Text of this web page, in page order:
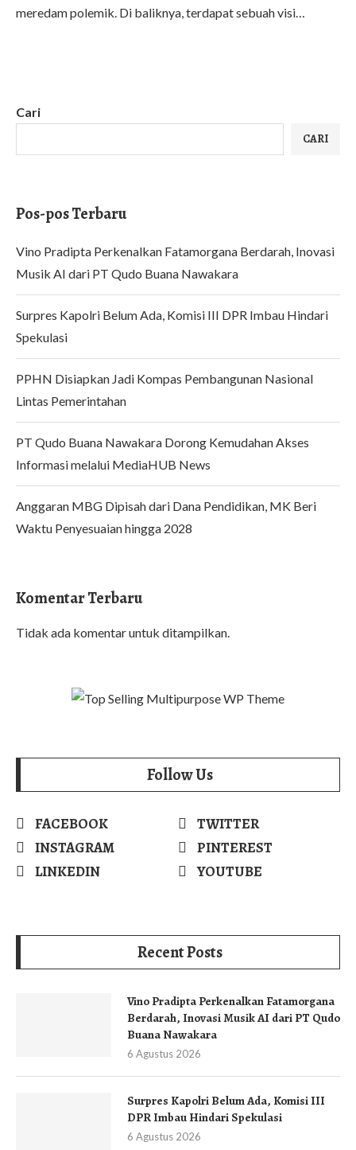
meredam polemik. Di baliknya, terdapat sebuah visi…
Cari
CARI
Pos-pos Terbaru
Vino Pradipta Perkenalkan Fatamorgana Berdarah, Inovasi
Musik AI dari PT Qudo Buana Nawakara
Surpres Kapolri Belum Ada, Komisi III DPR Imbau Hindari
Spekulasi
PPHN Disiapkan Jadi Kompas Pembangunan Nasional
Lintas Pemerintahan
PT Qudo Buana Nawakara Dorong Kemudahan Akses
Informasi melalui MediaHUB News
Anggaran MBG Dipisah dari Dana Pendidikan, MK Beri
Waktu Penyesuaian hingga 2028
Komentar Terbaru
Tidak ada komentar untuk ditampilkan.
Follow Us
FACEBOOK
TWITTER
INSTAGRAM
PINTEREST
LINKEDIN
YOUTUBE
Recent Posts
Vino Pradipta Perkenalkan Fatamorgana
Berdarah, Inovasi Musik AI dari PT Qudo
Buana Nawakara
6 Agustus 2026
Surpres Kapolri Belum Ada, Komisi III
DPR Imbau Hindari Spekulasi
6 Agustus 2026